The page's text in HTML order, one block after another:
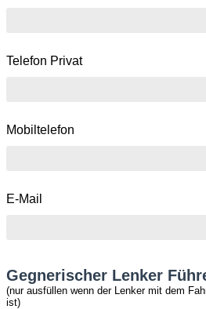
Telefon Privat
Mobiltelefon
E-Mail
Gegnerischer Lenker
(nur ausfüllen wenn der Lenker mit dem
ist)